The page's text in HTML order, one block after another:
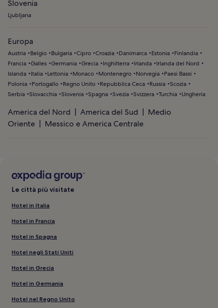
Slovenia
Ljubljana
Europa
Austria Belgio Bulgaria Cipro Croazia Danimarca Estonia
Finlandia
Francia Galles Germania Grecia Inghilterra Irlanda
Irlanda del Nord
Islanda
Italia Lettonia Monaco Montenegro Norvegia
Paesi Bassi
Polonia
Portogallo Regno Unito Repubblica Ceca Russia Scozia
Serbia Slovacchia Slovenia Spagna Svezia Svizzera Turchia Ungheria
America del Nord America del Sud
Medio
Oriente
Messico e America Centrale
Le città più visitate
Hotel in Italia
Hotel in Francia
Hotel in Spagna
Hotel negli Stati Uniti
Hotel in Grecia
Hotel in Germania
Hotel nel Regno Unito